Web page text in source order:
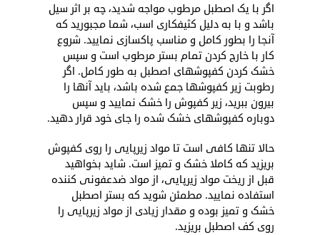
اگر با یک اصطبل مرطوب مواجه شدید، چه بر اثر سیل
باشد و با به دلیل کثیف­کاری اسب، شما مجبورید که
آنجا را بطور کامل و مناسب پاکسازی نمایید. شروع
کار با خارج کردن تمام بستر مرطوب است و سپس
خشک کردن کفپوش­های اصطبل به طور کامل. اگر
رطوبت زیر کفپوش­ها جمع شده باشد، باید آنها را
بیرون ببرید، زیر کفپوش را خشک نمایید و سپس
دوباره کفپوش­های خشک شده را جای خود قرار دهید.
حالا تنها کافی است تا مواد زیرپایی را روی کفپوش
بریزید که کاملا خشک و تمیز است. شاید بخواهید
قبل از ریخت مواد زیرپایی، از مواد ضدعفونی کننده
استفاده نمایید. مطمئن شوید که بستر اصطبل
خشک و تمیز بوده و مقدار زیادی از مواد زیرپایی را
روی کف اصطبل بریزید.